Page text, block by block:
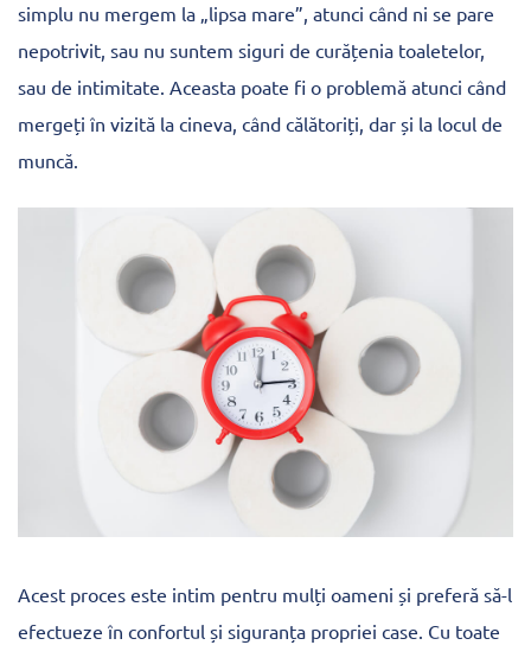
simplu nu mergem la „lipsa mare”, atunci când ni se pare
nepotrivit, sau nu suntem siguri de curățenia toaletelor,
sau de intimitate. Aceasta poate fi o problemă atunci când
mergeți în vizită la cineva, când călătoriți, dar și la locul de
muncă.
Acest proces este intim pentru mulți oameni și preferă să-l
efectueze în confortul și siguranța propriei case. Cu toate